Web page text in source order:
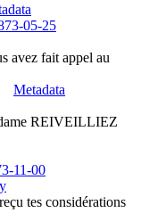
05-25
avez fait appel au
Metadata
REIVEILLIEZ
11-00
tes considérations